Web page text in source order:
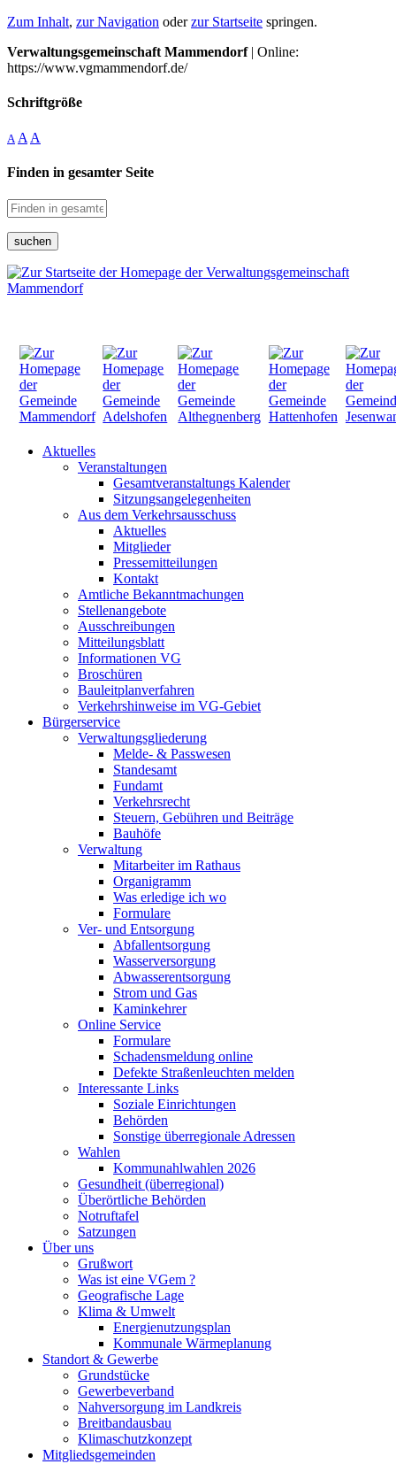
Zum Inhalt, zur Navigation oderzur Startseite springen.
Verwaltungsgemeinschaft Mammendorf| Online:
https://www.vgmammendorf.de/
Schriftgröße
A A A
Finden in gesamter Seite
suchen
Aktuelles
Veranstaltungen
Gesamtveranstaltungs Kalender
Sitzungsangelegenheiten
Aus dem Verkehrsausschuss
Aktuelles
Mitglieder
Pressemitteilungen
Kontakt
Amtliche Bekanntmachungen
Stellenangebote
Ausschreibungen
Mitteilungsblatt
Informationen VG
Broschüren
Bauleitplanverfahren
Verkehrshinweise im VG-Gebiet
Bürgerservice
Verwaltungsgliederung
Melde- & Passwesen
Standesamt
Fundamt
Verkehrsrecht
Steuern, Gebühren und Beiträge
Bauhöfe
Verwaltung
Mitarbeiter im Rathaus
Organigramm
Was erledige ich wo
Formulare
Ver- und Entsorgung
Abfallentsorgung
Wasserversorgung
Abwasserentsorgung
Strom und Gas
Kaminkehrer
Online Service
Formulare
Schadensmeldung online
Defekte Straßenleuchten melden
Interessante Links
Soziale Einrichtungen
Behörden
Sonstige überregionale Adressen
Wahlen
Kommunahlwahlen 2026
Gesundheit (überregional)
Überörtliche Behörden
Notruftafel
Satzungen
Über uns
Grußwort
Was ist eine VGem ?
Geografische Lage
Klima & Umwelt
Energienutzungsplan
Kommunale Wärmeplanung
Standort & Gewerbe
Grundstücke
Gewerbeverband
Nahversorgung im Landkreis
Breitbandausbau
Klimaschutzkonzept
Mitgliedsgemeinden